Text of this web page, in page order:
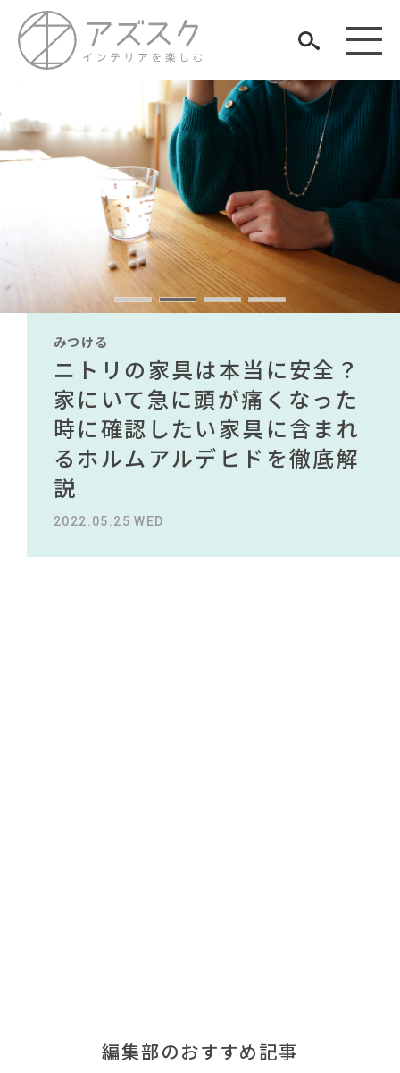
TAG LIST
#インテリアコーディネート#オフィスチェア
#おすすめ#2022 春ドラマ#波瑠
#田中みな実#サステナブル
#映画#ニトリ#チェア
#DINOS CORPORATION#中村アン
#タンスのゲン#インダストリアルスタイル
#unico#無印良品 #インテリアの法則
#家具#2022 秋ドラマ #岸井ゆきの
#2022 夏ドラマ#一枚板 #ソファ#大塚家具
#良品計画
#インテリアスタイリングの法則
#KEYUCA#ファニタメ#IKEA
見つける
知る
楽しむ
ARCHIVE
NEWS
ABOUT
みつける
無印で有名デザイナーのアイ
テムが手に入る？無印良品で
買える有名デザイナーがデザ
インしたインテリアを一挙紹
介
2022.10.24 MON
みつける
IKEA家具は引っ越し業者を悩
ませる？引っ越し業者に敬遠
されている理由を徹底解
説！！
2023.09.27 WED
みつける
ニトリの家具は本当に安全？
家にいて急に頭が痛くなった
時に確認したい家具に含まれ
るホルムアルデヒドを徹底解
説
2022.05.25 WED
みつける
【部屋をおしゃれにしたい人
必見】今話題のインテリアス
タイルから定番スタイルまで
紹介！おすすめインテリアス
タイル18選
2023.09.23 SAT
みつける
無印で有名デザイナーのアイ
テムが手に入る？無印良品で
買える有名デザイナーがデザ
インしたインテリアを一挙紹
介
2022.10.24 MON
みつける
IKEA家具は引っ越し業者を悩
ませる？引っ越し業者に敬遠
されている理由を徹底解
説！！
2023.09.27 WED
編集部のおすすめ記事